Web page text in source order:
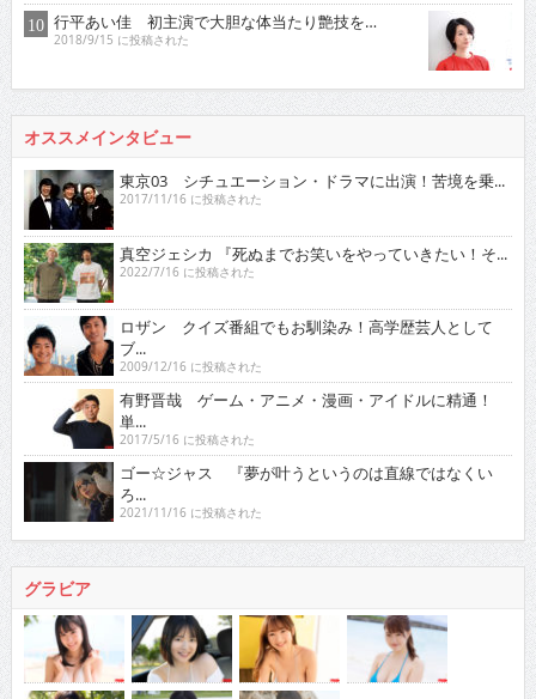
行平あい佳 初主演で大胆な体当たり艶技を…
2018/9/15 に投稿された
オススメインタビュー
東京03 シチュエーション・ドラマに出演！苦境を乗...
2017/11/16 に投稿された
真空ジェシカ 『死ぬまでお笑いをやっていきたい！そ...
2022/7/16 に投稿された
ロザン クイズ番組でもお馴染み！高学歴芸人として
ブ...
2009/12/16 に投稿された
有野晋哉 ゲーム・アニメ・漫画・アイドルに精通！
単...
2017/5/16 に投稿された
ゴー☆ジャス 『夢が叶うというのは直線ではなくい
ろ...
2021/11/16 に投稿された
グラビア